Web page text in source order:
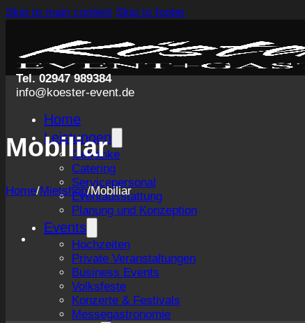
Skip to main content Skip to footer
Tel. 02947 989384
info@koester-event.de
Home
Leistungen
Getränke
Catering
Servicepersonal
Eventausstattung
Planung und Konzeption
Events
Hochzeiten
Private Veranstaltungen
Business Events
Volksfeste
Konzerte & Festivals
Messegastronomie
Mobiliar
Home/Mietshop/Mobiliar